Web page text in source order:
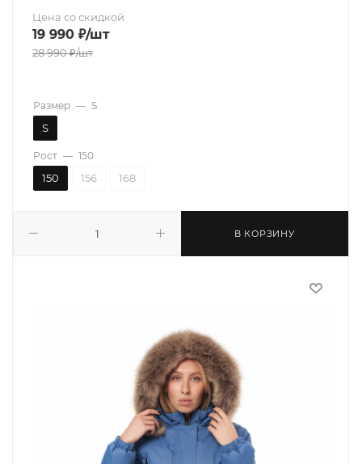
Цена со скидкой
19 990 ₽/шт
28 990₽/шт
В КОРЗИНУ
Размер — S
S
Рост — 150
150 156 168